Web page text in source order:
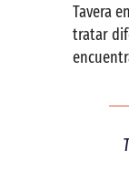
Tavera
tratar